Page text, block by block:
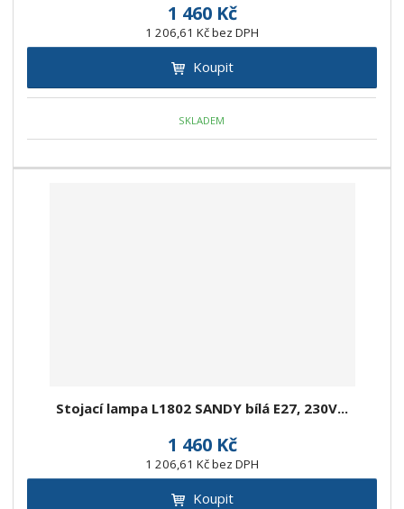
1 460 Kč
1 206,61 Kč bez DPH
Koupit
SKLADEM
Stojací lampa L1802 SANDY bílá E27, 230V...
1 460 Kč
1 206,61 Kč bez DPH
Koupit